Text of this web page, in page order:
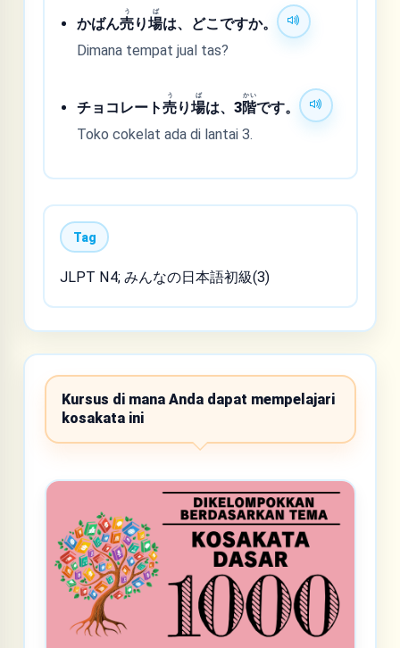
かばん売
う
り場
ば
は、どこですか。
Dimana tempat jual tas?
チョコレート売
う
り場
ば
は、3階
かい
です。
Toko cokelat ada di lantai 3.
Tag
JLPT N4; みんなの日本語初級(3)
Kursus di mana Anda dapat mempelajari
kosakata ini